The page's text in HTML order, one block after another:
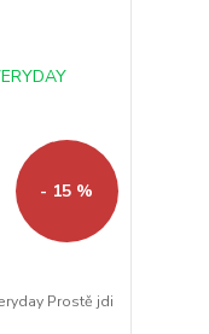
- 15 %
Prostě jdi